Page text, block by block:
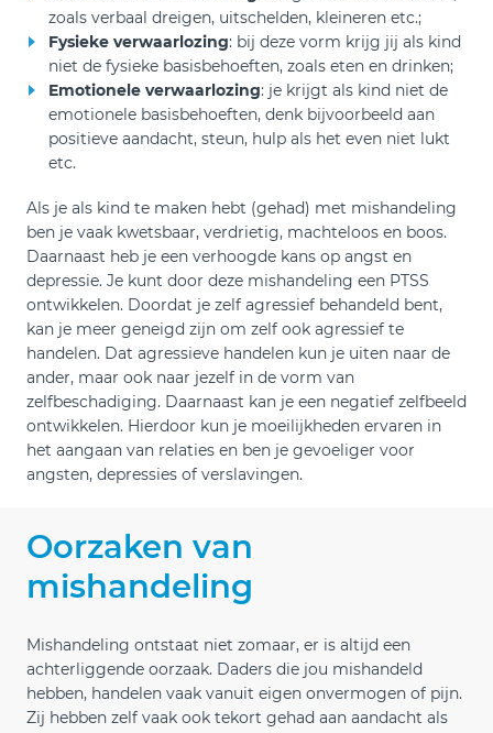
zoals verbaal dreigen, uitschelden, kleineren etc.;
Fysieke verwaarlozing: bij deze vorm krijg jij als kind
niet de fysieke basisbehoeften, zoals eten en drinken;
Emotionele verwaarlozing: je krijgt als kind niet de
emotionele basisbehoeften, denk bijvoorbeeld aan
positieve aandacht, steun, hulp als het even niet lukt
etc.
Als je als kind te maken hebt (gehad) met mishandeling
ben je vaak kwetsbaar, verdrietig, machteloos en boos.
Daarnaast heb je een verhoogde kans op angst en
depressie. Je kunt door deze mishandeling een PTSS
ontwikkelen. Doordat je zelf agressief behandeld bent,
kan je meer geneigd zijn om zelf ook agressief te
handelen. Dat agressieve handelen kun je uiten naar de
ander, maar ook naar jezelf in de vorm van
zelfbeschadiging. Daarnaast kan je een negatief zelfbeeld
ontwikkelen. Hierdoor kun je moeilijkheden ervaren in
het aangaan van relaties en ben je gevoeliger voor
angsten, depressies of verslavingen.
Oorzaken van
mishandeling
Mishandeling ontstaat niet zomaar, er is altijd een
achterliggende oorzaak. Daders die jou mishandeld
hebben, handelen vaak vanuit eigen onvermogen of pijn.
Zij hebben zelf vaak ook tekort gehad aan aandacht als